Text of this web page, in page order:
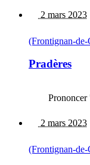
2 mars 2023
(Frontignan-
Pradères
Prononcer
2 mars 2023
(Frontignan-